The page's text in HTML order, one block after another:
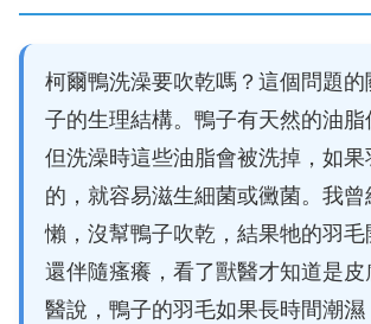
柯爾鴨洗澡要吹乾嗎？這個問題
子的生理結構。鴨子有天然的油脂
但洗澡時這些油脂會被洗掉，如
的，就容易滋生細菌或黴菌。我
懶，沒幫鴨子吹乾，結果牠的羽毛
還伴隨瘙癢，看了獸醫才知道是
醫說，鴨子的羽毛如果長時間潮